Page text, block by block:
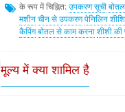
के रूप में चिह्नित: उपकरण सूची
मशीनचीन से उपकरणपेनिलिन
कैपिंगबोतल से काम करनाशीशी
मूल्य में क्या शामिल है